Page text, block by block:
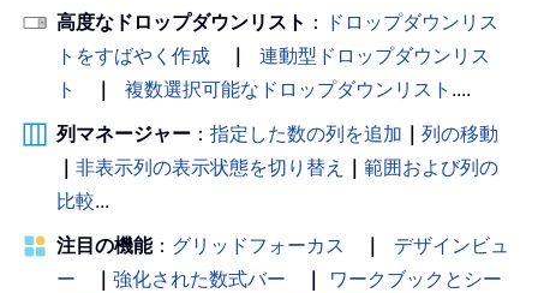
高度なドロップダウンリスト ： ドロップダウンリス
トをすばやく作成
｜
連動型ドロップダウンリス
ト
｜ 複数選択可能なドロップダウンリスト ....
列マネージャー ： 指定した数の列を追加 ｜ 列の移動
｜ 非表示列の表示状態を切り替え ｜ 範囲および列の
比較...
注目の機能： グリッドフォーカス ｜
デザインビュ
ー
｜ 強化された数式バー ｜
ワークブックとシー